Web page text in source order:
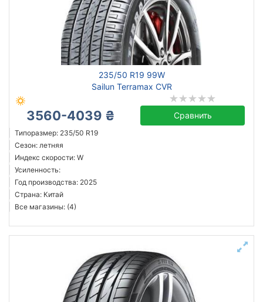
235/50 R19 99W
Sailun Terramax CVR
3560-4039 ₴ Сравнить
Типоразмер: 235/50 R19
Сезон: летняя
Индекс скорости: W
Усиленность:
Год производства: 2025
Страна: Китай
Все магазины: (4)